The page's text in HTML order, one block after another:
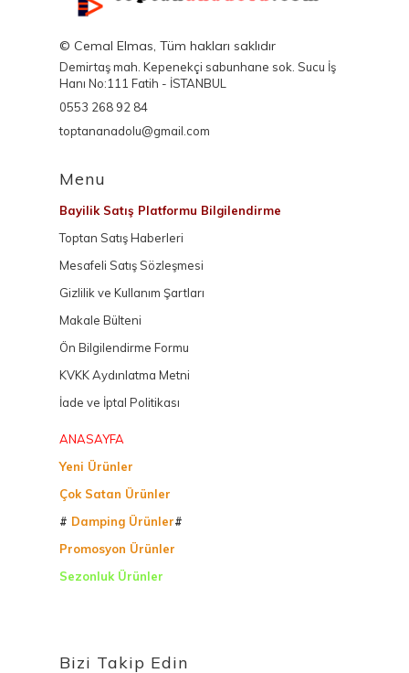
© Cemal Elmas, Tüm hakları saklıdır
Demirtaş mah. Kepenekçi sabunhane sok. Sucu İş
Hanı No:111 Fatih - İSTANBUL
0553 268 92 84
toptananadolu@gmail.com
Menu
Bayilik Satış Platformu Bilgilendirme
Toptan Satış Haberleri
Mesafeli Satış Sözleşmesi
Gizlilik ve Kullanım Şartları
Makale Bülteni
Ön Bilgilendirme Formu
KVKK Aydınlatma Metni
İade ve İptal Politikası
ANASAYFA
Yeni Ürünler
Çok Satan Ürünler
# Damping Ürünler#
Promosyon Ürünler
Sezonluk Ürünler
Bizi Takip Edin